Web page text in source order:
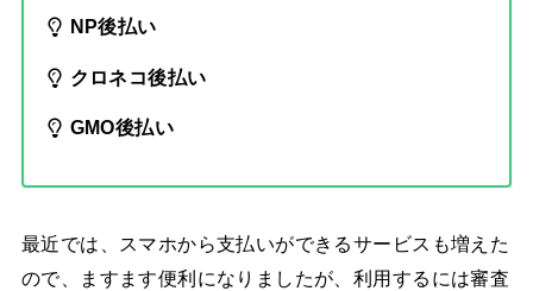
NP後払い
クロネコ後払い
GMO後払い
最近では、スマホから支払いができるサービスも増えた
ので、ますます便利になりましたが、利用するには審査